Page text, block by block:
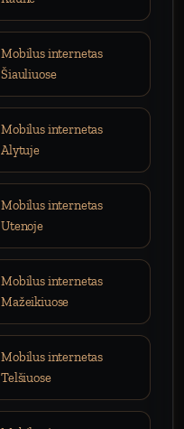
Mobilus internetas
Šiauliuose
Mobilus internetas
Alytuje
Mobilus internetas
Utenoje
Mobilus internetas
Mažeikiuose
Mobilus internetas
Telšiuose